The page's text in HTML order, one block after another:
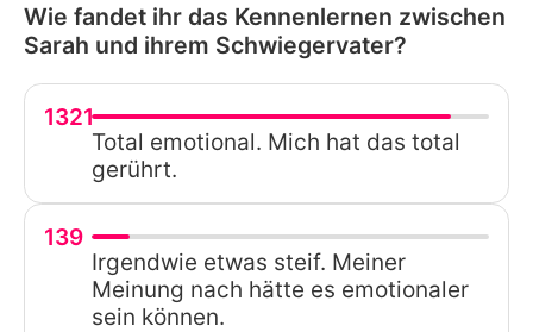
Wie fandet ihr das Kennenlernen zwischen
Sarah und ihrem Schwiegervater?
1321
Total emotional. Mich hat das total
gerührt.
139
Irgendwie etwas steif. Meiner
Meinung nach hätte es emotionaler
sein können.